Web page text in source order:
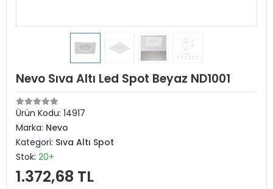
Nevo Sıva Altı Led Spot Beyaz ND1001
Ürün Kodu: 14917
Marka: Nevo
Kategori: Sıva Altı Spot
Stok: 20+
1.372,68 TL